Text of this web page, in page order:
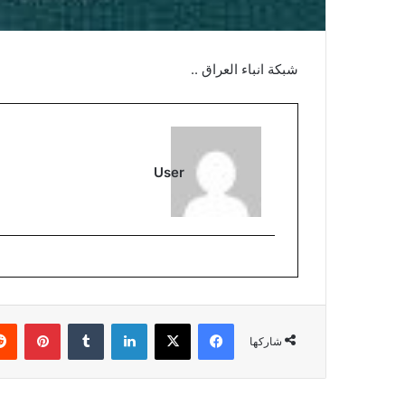
شبكة انباء العراق ..
User
شاركها
فيسبوك ‫X لينكدإن